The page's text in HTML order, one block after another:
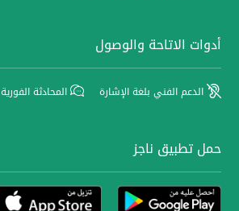
أدوات الاتاحة والوصول
الدعم الفني بلغة الإشارة المحادثة الفورية
حمل تطبيق ناجز